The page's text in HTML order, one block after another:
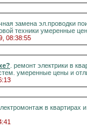
замена эл.проводки
техники умеренные
08:38:55
. ремонт электрики в
умеренные цены и
в